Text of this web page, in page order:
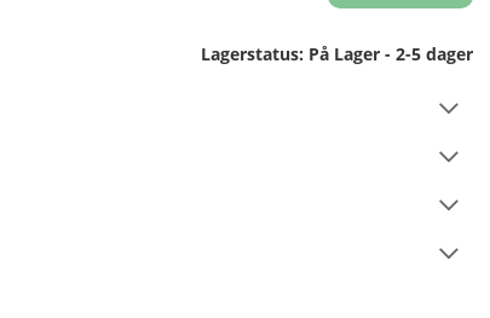
Lagerstatus: På Lager - 2-5 dager